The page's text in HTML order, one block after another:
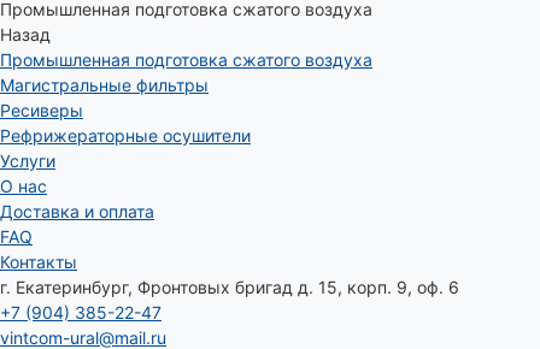
Промышленная подготовка сжатого воздуха
Назад
Промышленная подготовка сжатого воздуха
Магистральные фильтры
Ресиверы
Рефрижераторные осушители
Услуги
О нас
Доставка и оплата
FAQ
Контакты
г. Екатеринбург, Фронтовых бригад д. 15, корп. 9, оф. 6
+7 (904) 385-22-47
vintcom-ural@mail.ru